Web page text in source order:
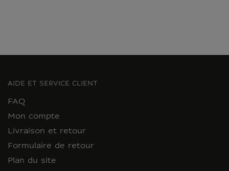
AIDE ET SERVICE CLIENT
FAQ
Mon compte
Livraison et retour
Formulaire de retour
Plan du site